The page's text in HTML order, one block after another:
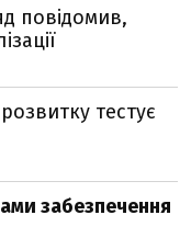
повідомив,
тестує
забезпечення